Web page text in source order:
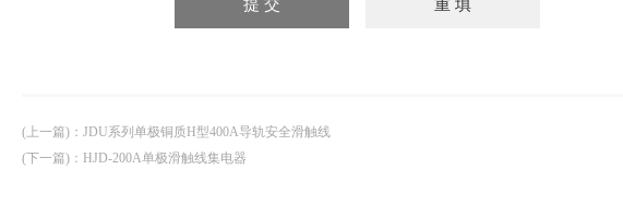
(上一篇) ： JDU系列单极铜质H型400A导轨安全滑触线
(下一篇) ： HJD-200A单极滑触线集电器